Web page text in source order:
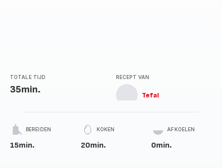
TOTALE TIJD
35min.
RECEPT VAN
Tefal
BEREIDEN
15min.
KOKEN
20min.
AFKOELEN
0min.